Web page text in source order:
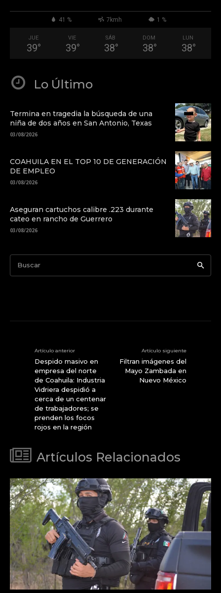
41 % 7kmh 1 %
JUE
39°
VIE
39°
SÁB
38°
DOM
38°
LUN
38°
Lo Último
Termina en tragedia la búsqueda de una
niña de dos años en San Antonio, Texas
03/08/2026
COAHUILA EN EL TOP 10 DE GENERACIÓN
DE EMPLEO
03/08/2026
Aseguran cartuchos calibre .223 durante
cateo en rancho de Guerrero
03/08/2026
Buscar
Artículo anterior
Despido masivo en
empresa del norte
de Coahuila: Industria
Vidriera despidió a
cerca de un centenar
de trabajadores; se
prenden los focos
rojos en la región
Artículo siguiente
Filtran imágenes del
Mayo Zambada en
Nuevo México
Artículos Relacionados